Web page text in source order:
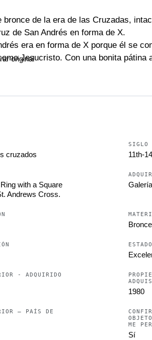
bronce de la era de las Cruzadas,
de San Andrés en forma de X.
era en forma de X porque él se
Jesucristo. Con una bonita pátina
mm.
original
cruzados
SIGLO
11th-
with a Square
Andrews Cross.
Bronce
ESTADO
- ADQUIRIDO
1980
– PAÍS DE
ME
Sí